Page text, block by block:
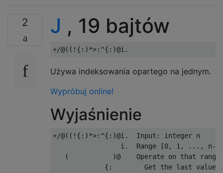
2 J , 19 bajtów
Używa indeksowania opartego na jednym.
Wypróbuj online!
Wyjaśnienie
+/@((!{:)*>:^{:)@i.  Input: integer n
i.  Range [0, 1, ..., n-
   (           )@    Operate on that range
{:        Get the last value,